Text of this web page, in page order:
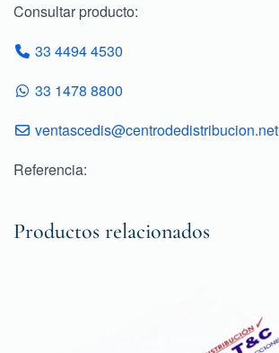
Consultar producto:
33 4494 4530
33 1478 8800
ventascedis@centrodedistribucion.net
Referencia:
Productos relacionados